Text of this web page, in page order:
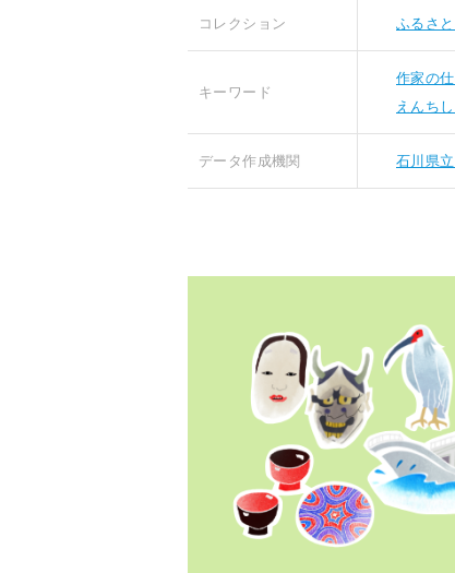
コレクション ふるさ
キーワード
作家の
えんち
データ作成機関 石川県